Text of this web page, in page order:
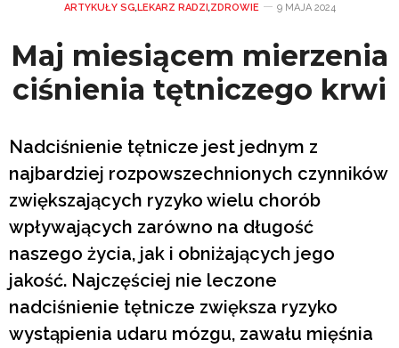
ARTYKUŁY SG,LEKARZ RADZI,ZDROWIE 9 MAJA 2024
Maj miesiącem mierzenia
ciśnienia tętniczego krwi
Nadciśnienie tętnicze jest jednym z
najbardziej rozpowszechnionych czynników
zwiększających ryzyko wielu chorób
wpływających zarówno na długość
naszego życia, jak i obniżających jego
jakość. Najczęściej nie leczone
nadciśnienie tętnicze zwiększa ryzyko
wystąpienia udaru mózgu, zawału mięśnia